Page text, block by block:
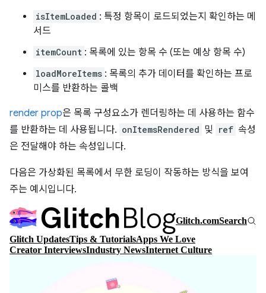
isItemLoaded : 특정 항목이 로드되었는지 확인하는 메
서드
itemCount : 목록에 있는 항목 수 (또는 예상 항목 수)
loadMoreItems : 목록의 추가 데이터를 확인하는 프로
미스를 반환하는 콜백
render prop은 목록 구성요소가 렌더링하는 데 사용하는 함수
를 반환하는 데 사용됩니다. onItemsRendered 및 ref 속성
은 전달해야 하는 속성입니다.
다음은 가상화된 목록에서 무한 로딩이 작동하는 방식을 보여
주는 예시입니다.